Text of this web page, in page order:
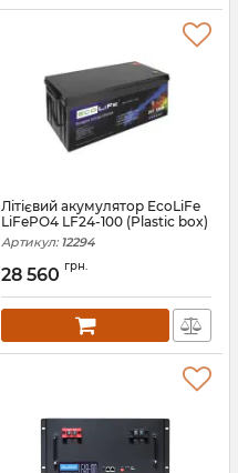
Літієвий акумулятор EcoLiFe
LiFePO4 LF24-100 (Plastic box)
Артикул: 12294
28 560 грн.